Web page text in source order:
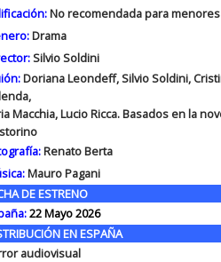
No recomendada para
Drama
Silvio Soldini
Doriana Leondeff, Silvio Soldini,
Macchia, Lucio Ricca. Basados en la
Renato Berta
Mauro Pagani
DE ESTRENO
22 Mayo 2026
EN ESPAÑA
audiovisual